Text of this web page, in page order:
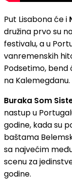
Put Lisabona će i
družina prvo su
festivalu, a u
vanremenskih
Podsetimo, bend
na Kalemegdanu.
Buraka Som
nastup u
godine, kada su
baštama
sa najvećim
scenu za
godine.